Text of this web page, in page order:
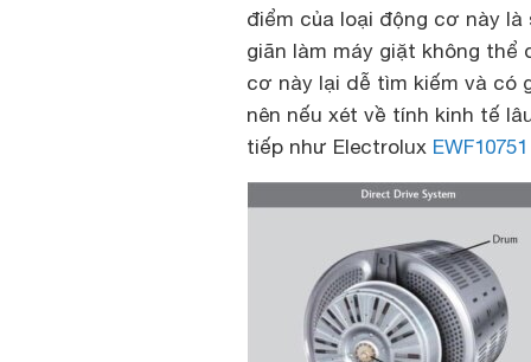
điểm của loại động cơ này
giãn làm máy giặt không thể
cơ này lại dễ tìm kiếm và có
nên nếu xét về tính kinh tế
tiếp như Electrolux EWF10751